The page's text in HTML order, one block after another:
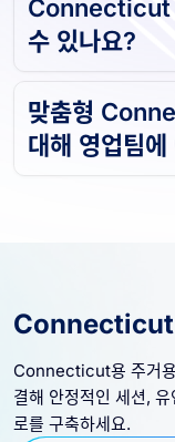
Connecticut
수 있나요?
맞춤형
대해 영업팀
Connecticut
Connecticut용 주거
결해 안정적인 세션,
로를 구축하세요.